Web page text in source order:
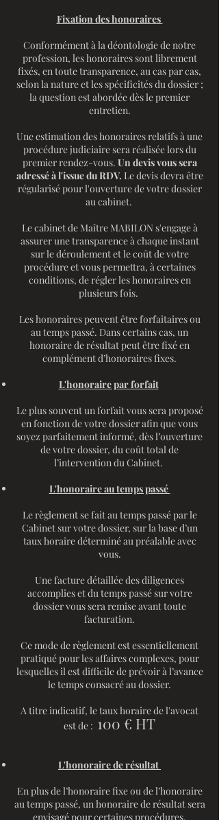
Fixation des honoraires
Conformément à la déontologie de notre
profession, les honoraires sont librement
fixés, en toute transparence, au cas par cas,
selon la nature et les spécificités du dossier ;
la question est abordée dès le premier
entretien.​
Une estimation des honoraires relatifs à une
procédure judiciaire sera réalisée lors du
premier rendez-vous. Un devis vous sera
adressé à l'issue du RDV. Le devis devra être
régularisé pour l'ouverture de votre dossier
au cabinet.
Le cabinet de Maître MABILON s'engage à
assurer une transparence à chaque instant
sur le déroulement et le coût de votre
procédure et vous permettra, à certaines
conditions, de régler les honoraires en
plusieurs fois.
Les honoraires peuvent être forfaitaires ou
au temps passé. Dans certains cas, un
honoraire de résultat peut être fixé en
complément d’honoraires fixes.
L'honoraire par forfait
Le plus souvent un forfait vous sera proposé
en fonction de votre dossier afin que vous
soyez parfaitement informé, dès l’ouverture
de votre dossier, du coût total de
l’intervention du Cabinet.
L'honoraire au temps passé
Le règlement se fait au temps passé par le
Cabinet sur votre dossier, sur la base d’un
taux horaire déterminé au préalable avec
vous.
Une facture détaillée des diligences
accomplies et du temps passé sur votre
dossier vous sera remise avant toute
facturation.
Ce mode de règlement est essentiellement
pratiqué pour les affaires complexes, pour
lesquelles il est difficile de prévoir à l’avance
le temps consacré au dossier.
A titre indicatif, le taux horaire de l'avocat
est de : 100 € HT
L'honoraire de résultat
En plus de l’honoraire fixe ou de l’honoraire
au temps passé, un honoraire de résultat sera
envisagé pour certaines procédures.